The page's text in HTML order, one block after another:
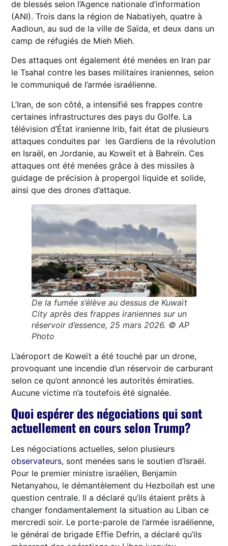
de blessés selon l’Agence nationale d’information
(ANI). Trois dans la région de Nabatiyeh, quatre à
Aadloun, au sud de la ville de Saïda, et deux dans un
camp de réfugiés de Mieh Mieh.
Des attaques ont également été menées en Iran par
le Tsahal contre les bases militaires iraniennes, selon
le communiqué de l’armée israélienne.
L’Iran, de son côté, a intensifié ses frappes contre
certaines infrastructures des pays du Golfe. La
télévision d’État iranienne Irib, fait état de plusieurs
attaques conduites par les Gardiens de la révolution
en Israël, en Jordanie, au Koweït et à Bahreïn. Ces
attaques ont été menées grâce à des missiles à
guidage de précision à propergol liquide et solide,
ainsi que des drones d’attaque.
De la fumée s’élève au dessus de Kuwaït
City après des frappes iraniennes sur un
réservoir d’essence, 25 mars 2026. © AP
Photo
L’aéroport de Koweït a été touché par un drone,
provoquant une incendie d’un réservoir de carburant
selon ce qu’ont annoncé les autorités émiraties.
Aucune victime n’a toutefois été signalée.
Quoi espérer des négociations qui sont
actuellement en cours selon Trump?
Les négociations actuelles, selon plusieurs
observateurs, sont menées sans le soutien d’Israël.
Pour le premier ministre israélien, Benjamin
Netanyahou, le démantèlement du Hezbollah est une
question centrale. Il a déclaré qu’ils étaient prêts à
changer fondamentalement la situation au Liban ce
mercredi soir. Le porte-parole de l’armée israélienne,
le général de brigade Effie Defrin, a déclaré qu’ils